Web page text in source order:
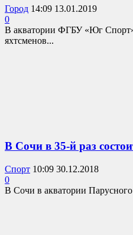
Город 14:09 13.01.2019
0
В акватории ФГБУ «Юг Спорт»
яхтсменов...
В Сочи в 35-й раз
Спорт 10:09 30.12.2018
0
В Сочи в акватории